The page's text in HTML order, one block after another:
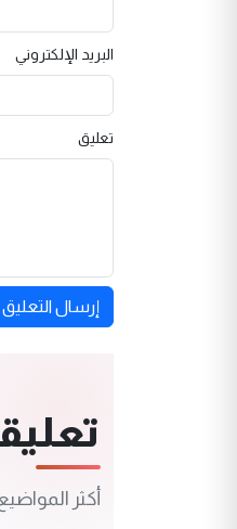
البريد الإلكتروني
تعليق
إرسال التعليق
أكثر